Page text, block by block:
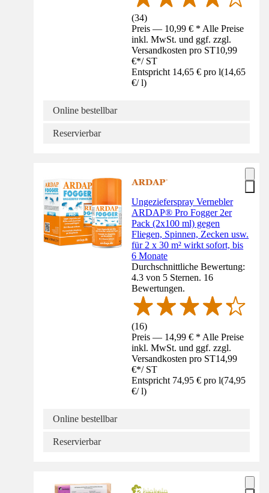
(34)
Preis — 10,99 € * Alle Preise
inkl. MwSt. und ggf. zzgl.
Versandkosten pro ST10,99
€*/ ST
Entspricht 14,65 € pro l(14,65
€/ l)
Online bestellbar
Reservierbar
Ungezieferspray Vernebler
ARDAP® Pro Fogger 2er
Pack (2x100 ml) gegen
Fliegen, Spinnen, Zecken usw.
für 2 x 30 m² wirkt sofort, bis
6 Monate
Durchschnittliche Bewertung:
4.3 von 5 Sternen. 16
Bewertungen.
(16)
Preis — 14,99 € * Alle Preise
inkl. MwSt. und ggf. zzgl.
Versandkosten pro ST14,99
€*/ ST
Entspricht 74,95 € pro l(74,95
€/ l)
Online bestellbar
Reservierbar